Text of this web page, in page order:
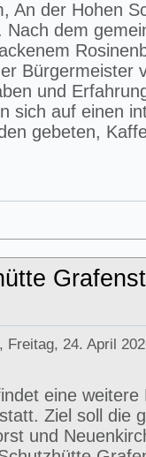
An der Hohen
Nach dem
Bürgermeister
und
sich auf einen
gebeten,
, Freitag, 24. April
eine weitere
Ziel soll die
und